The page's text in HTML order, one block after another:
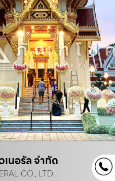
นอรัล จำกัด
CO., LTD.